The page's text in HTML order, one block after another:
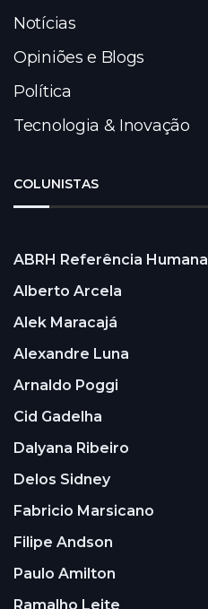
Notícias
Opiniões e Blogs
Política
Tecnologia & Inovação
COLUNISTAS
ABRH Referência Humana
Alberto Arcela
Alek Maracajá
Alexandre Luna
Arnaldo Poggi
Cid Gadelha
Dalyana Ribeiro
Delos Sidney
Fabricio Marsicano
Filipe Andson
Paulo Amilton
Ramalho Leite